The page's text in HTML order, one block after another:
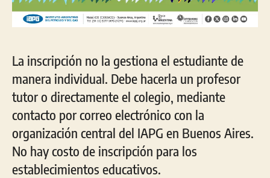
La inscripción no la gestiona el estudiante de
manera individual. Debe hacerla un profesor
tutor o directamente el colegio, mediante
contacto por correo electrónico con la
organización central del IAPG en Buenos Aires.
No hay costo de inscripción para los
establecimientos educativos.